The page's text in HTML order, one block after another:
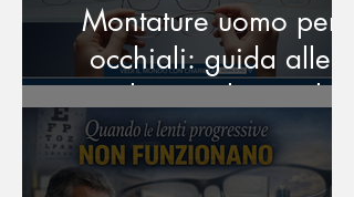
Montature uomo per
occhiali: guida alle
migliori scelte per la
vista